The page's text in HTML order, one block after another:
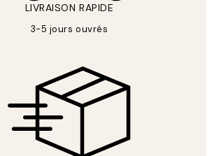
LIVRAISON RAPIDE
3-5 jours ouvrés